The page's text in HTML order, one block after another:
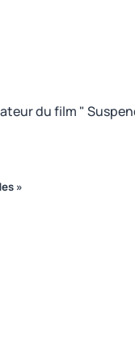
du film "
»